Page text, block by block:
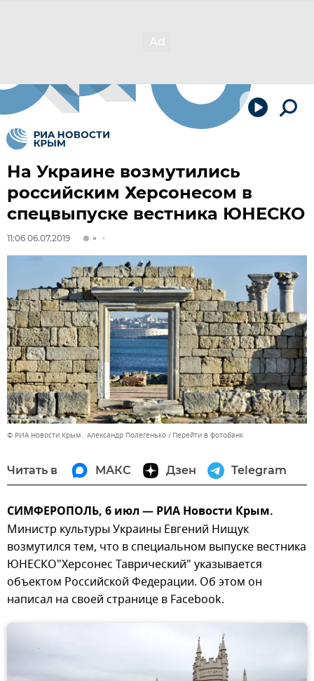
На Украине возмутились
российским Херсонесом в
спецвыпуске вестника ЮНЕСКО
11:06 06.07.2019
© РИА Новости Крым . Александр Полегенько Перейти в фотобанк
Читать в МАКС Дзен Telegram
СИМФЕРОПОЛЬ, 6 июл — РИА Новости Крым.
Министр культуры Украины Евгений Нищук
возмутился тем, что в специальном выпуске вестника
ЮНЕСКО"Херсонес Таврический" указывается
объектом Российской Федерации. Об этом он
написал на своей странице в Facebook.